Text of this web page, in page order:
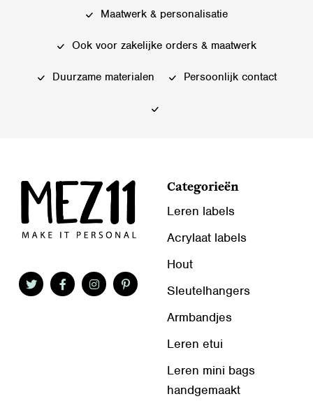
Maatwerk & personalisatie
Ook voor zakelijke orders & maatwerk
Duurzame materialen Persoonlijk contact
Categorieën
Leren labels
Acrylaat labels
Hout
Sleutelhangers
Armbandjes
Leren etui
Leren mini bags
handgemaakt